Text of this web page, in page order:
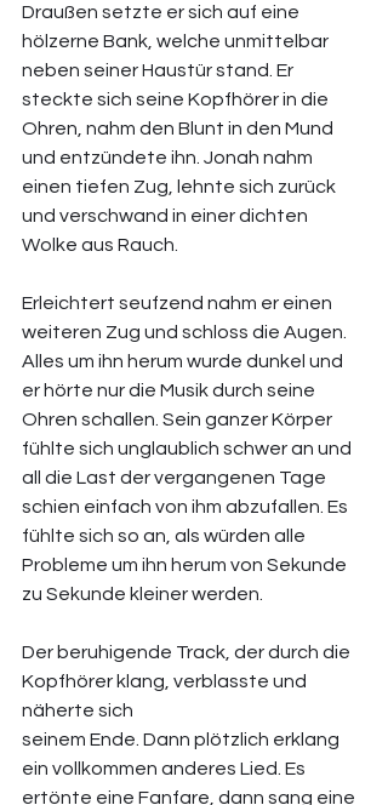
Draußen setzte er sich auf eine
hölzerne Bank, welche unmittelbar
neben seiner Haustür stand. Er
steckte sich seine Kopfhörer in die
Ohren, nahm den Blunt in den Mund
und entzündete ihn. Jonah nahm
einen tiefen Zug, lehnte sich zurück
und verschwand in einer dichten
Wolke aus Rauch.
Erleichtert seufzend nahm er einen
weiteren Zug und schloss die Augen.
Alles um ihn herum wurde dunkel und
er hörte nur die Musik durch seine
Ohren schallen. Sein ganzer Körper
fühlte sich unglaublich schwer an und
all die Last der vergangenen Tage
schien einfach von ihm abzufallen. Es
fühlte sich so an, als würden alle
Probleme um ihn herum von Sekunde
zu Sekunde kleiner werden.
Der beruhigende Track, der durch die
Kopfhörer klang, verblasste und
näherte sich
seinem Ende. Dann plötzlich erklang
ein vollkommen anderes Lied. Es
ertönte eine Fanfare, dann sang eine